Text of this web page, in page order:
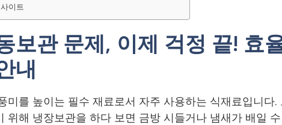
이트
보관 문제, 이제 걱정 끝! 효
내
미를 높이는 필수 재료로서 자주 사용하는 식재료입니다.
위해 냉장보관을 하다 보면 금방 시들거나 냄새가 배일